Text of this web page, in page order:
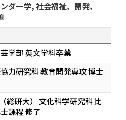
ダー学, 社会福祉、開発、
学部 英文学科卒業
力研究科 教育開発専攻 博士
総研大） 文化科学研究科 比
課程 修了